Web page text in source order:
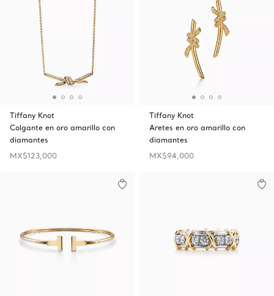
Tiffany Knot
Colgante en oro amarillo con
diamantes
MX$123,000
Tiffany Knot
Aretes en oro amarillo con
diamantes
MX$94,000